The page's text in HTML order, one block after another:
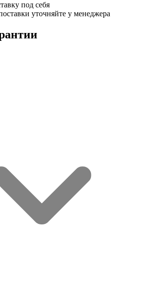
под себя
уточняйте у менеджера